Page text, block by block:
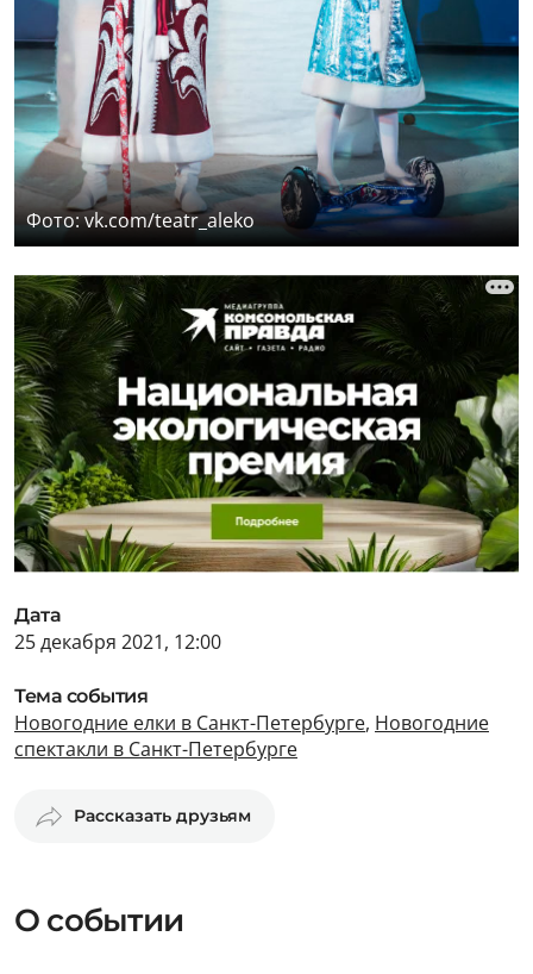
Фото: vk.com/teatr_aleko
Дата
25 декабря 2021, 12:00
Тема события
Новогодние елки в Санкт-Петербурге, Новогодние
спектакли в Санкт-Петербурге
Рассказать друзьям
О событии